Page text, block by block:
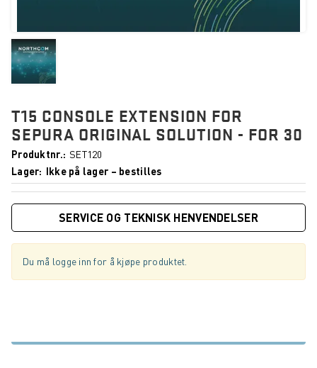
T15 CONSOLE EXTENSION FOR
SEPURA ORIGINAL SOLUTION - FOR 30
Produktnr.
SET120
Lager
Ikke på lager – bestilles
SERVICE OG TEKNISK HENVENDELSER
Du må logge inn for å kjøpe produktet.